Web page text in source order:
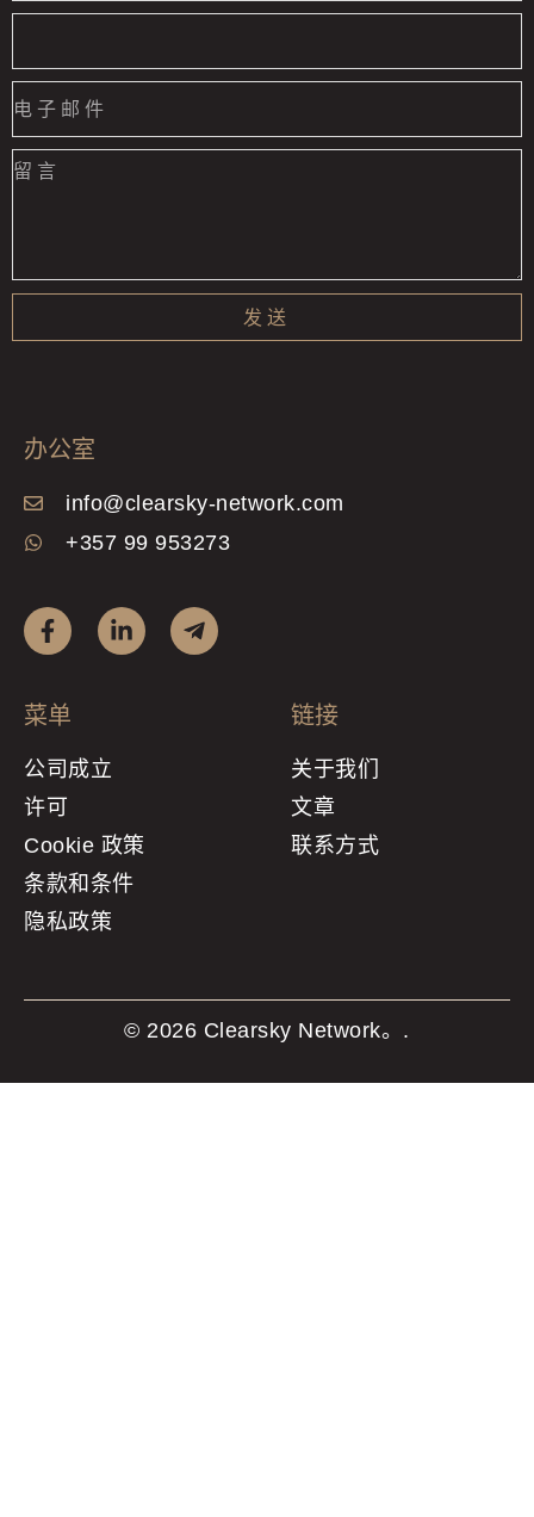
发送
办公室
info@clearsky-network.com
+357 99 953273
菜单
公司成立
许可
Cookie 政策
条款和条件
隐私政策
链接
关于我们
文章
联系方式
© 2026 Clearsky Network。.